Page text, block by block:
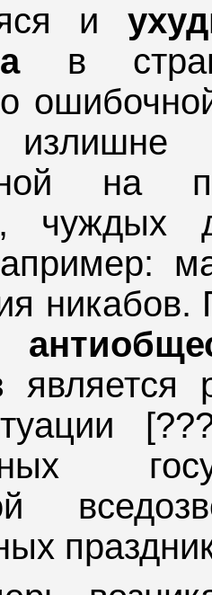
и
в
на
чуждых
никабов.
является